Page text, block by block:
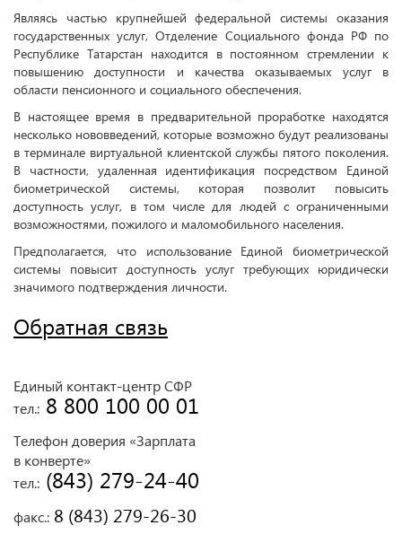
Являясь частью крупнейшей федеральной системы оказания
государственных услуг, Отделение Социального фонда РФ по
Республике Татарстан находится в постоянном стремлении к
повышению доступности и качества оказываемых услуг в
области пенсионного и социального обеспечения.
В настоящее время в предварительной проработке находятся
несколько нововведений, которые возможно будут реализованы
в терминале виртуальной клиентской службы пятого поколения.
В частности, удаленная идентификация посредством Единой
биометрической системы, которая позволит повысить
доступность услуг, в том числе для людей с ограниченными
возможностями, пожилого и маломобильного населения.
Предполагается, что использование Единой биометрической
системы повысит доступность услуг требующих юридически
значимого подтверждения личности.
Обратная связь
Единый контакт-центр СФР
тел.: 8 800 100 00 01
Телефон доверия «Зарплата
в конверте»
тел.: (843) 279-24-40
факс.: 8 (843) 279-26-30